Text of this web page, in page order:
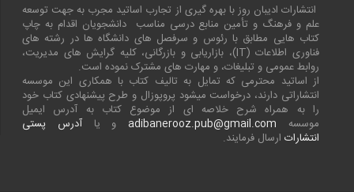
انتشارات ادیبان روز با بهره گیری از تجارب اساتید مجرب به جهت توسعه
علم و فرهنگ و تأمین منابع درسی مناسب دانشجویان اقدام به چاپ
کتاب هایی مطابق با رئوس و سرفصل های دانشگاه ها در رشته های
فناوری اطلاعات (IT)، بازاریابی و بازرگانی، کلیه گرایش های مدیریت،
روابط عمومی و تبلیغات، و مهارت های مشترک نموده است.
از اساتید محترمی که تمایل به تالیف کتاب با همکاری این موسسه
انتشاراتی دارند، درخواست میشود پروپوزال و طرح پیشنهادی کتاب خود
را به همراه شرح خلاصه ای از موضوع کتاب به آدرس ایمیل
موسسه adibanerooz.pub@gmail.comو یاآدرس پستی
انتشارات ارسال فرمایند.